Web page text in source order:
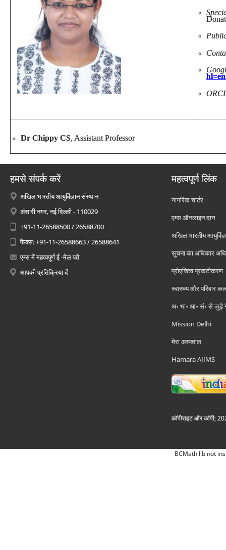
Dr Chippy CS, Assistant Professor
हमसे संपर्क करें
अखिल भारतीय आयुर्विज्ञान संस्थान
अंसारी नगर, नई दिल्ली - 110029
+91-11-26588500 / 26588700
फैक्स: +91-11-26588663 / 26588641
एम्स में महत्वपूर्ण ई -मेल पते
आपकी प्रतिक्रिया दें
महत्वपूर्ण लिंक
नागरिक चार्टर
एम्स ऑनलाइन दान
अखिल भारतीय
सूचना का अधिकार
प्रोएक्टिव प्रकटीकरण
स्वास्थ्य और परिवार
अ॰ भा॰ आ॰ सं॰ से जुड़े
Mission Delhi
मेरा अस्पताल
Hamara AIIMS
कॉपीराइट और कॉपी;
BCMath lib not